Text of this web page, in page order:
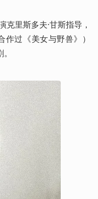
里斯多夫·甘斯指导，
作过《美女与野兽》）